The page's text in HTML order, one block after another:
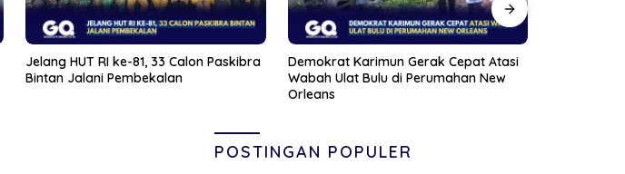
Demokrat Karimun Gerak Cepat Atasi
Wabah Ulat Bulu di Perumahan New
Satlantas Polres Bintan Kedepankan
Edukasi, 30 Pelanggar Hanya Diberi
Teguran
POSTINGAN POPULER